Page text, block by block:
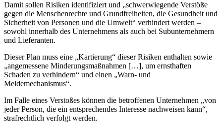
Damit sollen Risiken identifiziert und „schwerwiegende Verstöße
gegen die Menschenrechte und Grundfreiheiten, die Gesundheit und
Sicherheit von Personen und die Umwelt“ verhindert werden –
sowohl innerhalb des Unternehmens als auch bei Subunternehmern
und Lieferanten.
Dieser Plan muss eine „Kartierung“ dieser Risiken enthalten sowie
„angemessene Minderungsmaßnahmen […], um ernsthaften
Schaden zu verhindern“ und einen „Warn- und
Meldemechanismus“.
Im Falle eines Verstoßes können die betroffenen Unternehmen „von
jeder Person, die ein entsprechendes Interesse nachweisen kann“,
strafrechtlich verfolgt werden.